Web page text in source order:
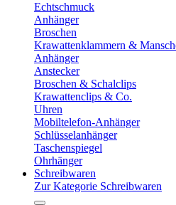
Echtschmuck
Anhänger
Broschen
Krawattenklammern &
Anhänger
Anstecker
Broschen & Schalclips
Krawattenclips & Co.
Uhren
Mobiltelefon-Anhänger
Schlüsselanhänger
Taschenspiegel
Ohrhänger
Schreibwaren
Zur Kategorie Schreibwaren